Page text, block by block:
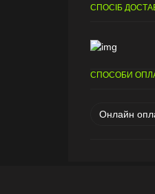
СПОСІБ
СПОСОБИ
Онлайн